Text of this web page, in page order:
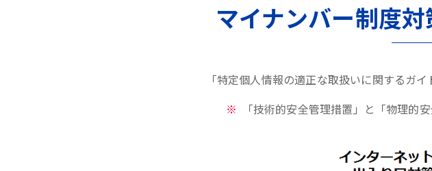
マイナンバー制度
「特定個人情報の適正な取扱いに関するガ
「技術的安全管理措置」と「物理的